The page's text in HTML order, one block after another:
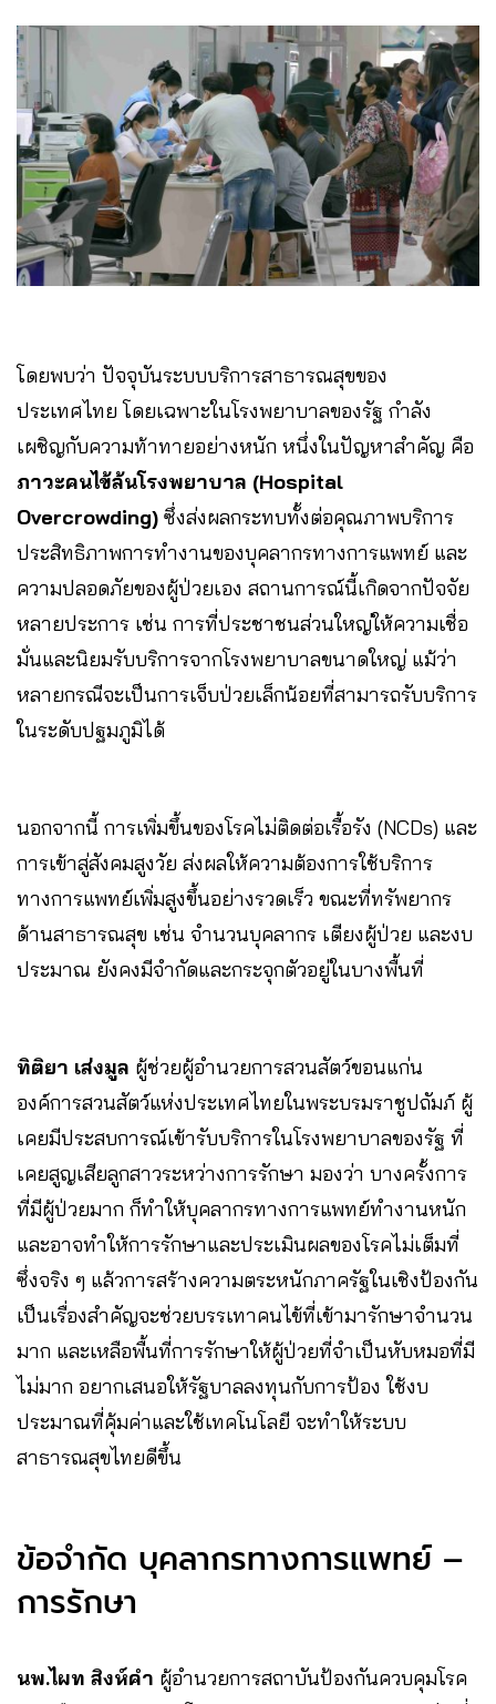
โดยพบว่า ปัจจุบันระบบบริการสาธารณสุขของ
ประเทศไทย โดยเฉพาะในโรงพยาบาลของรัฐ กำลัง
เผชิญกับความท้าทายอย่างหนัก หนึ่งในปัญหาสำคัญ คือ
ภาวะคนไข้ล้นโรงพยาบาล (Hospital
Overcrowding) ซึ่งส่งผลกระทบทั้งต่อคุณภาพบริการ
ประสิทธิภาพการทำงานของบุคลากรทางการแพทย์ และ
ความปลอดภัยของผู้ป่วยเอง สถานการณ์นี้เกิดจากปัจจัย
หลายประการ เช่น การที่ประชาชนส่วนใหญ่ให้ความเชื่อ
มั่นและนิยมรับบริการจากโรงพยาบาลขนาดใหญ่ แม้ว่า
หลายกรณีจะเป็นการเจ็บป่วยเล็กน้อยที่สามารถรับบริการ
ในระดับปฐมภูมิได้
นอกจากนี้ การเพิ่มขึ้นของโรคไม่ติดต่อเรื้อรัง (NCDs) และ
การเข้าสู่สังคมสูงวัย ส่งผลให้ความต้องการใช้บริการ
ทางการแพทย์เพิ่มสูงขึ้นอย่างรวดเร็ว ขณะที่ทรัพยากร
ด้านสาธารณสุข เช่น จำนวนบุคลากร เตียงผู้ป่วย และงบ
ประมาณ ยังคงมีจำกัดและกระจุกตัวอยู่ในบางพื้นที่
ทิติยา เส่งมูล ผู้ช่วยผู้อำนวยการสวนสัตว์ขอนแก่น
องค์การสวนสัตว์แห่งประเทศไทยในพระบรมราชูปถัมภ์ ผู้
เคยมีประสบการณ์เข้ารับบริการในโรงพยาบาลของรัฐ ที่
เคยสูญเสียลูกสาวระหว่างการรักษา มองว่า บางครั้งการ
ที่มีผู้ป่วยมาก ก็ทำให้บุคลากรทางการแพทย์ทำงานหนัก
และอาจทำให้การรักษาและประเมินผลของโรคไม่เต็มที่
ซึ่งจริง ๆ แล้วการสร้างความตระหนักภาครัฐในเชิงป้องกัน
เป็นเรื่องสำคัญจะช่วยบรรเทาคนไข้ที่เข้ามารักษาจำนวน
มาก และเหลือพื้นที่การรักษาให้ผู้ป่วยที่จำเป็นหับหมอที่มี
ไม่มาก อยากเสนอให้รัฐบาลลงทุนกับการป้อง ใช้งบ
ประมาณที่คุ้มค่าและใช้เทคโนโลยี จะทำให้ระบบ
สาธารณสุขไทยดีขึ้น
ข้อจำกัด บุคลากรทางการแพทย์ –
การรักษา
นพ.ไผท สิงห์คำ ผู้อำนวยการสถาบันป้องกันควบคุมโรค